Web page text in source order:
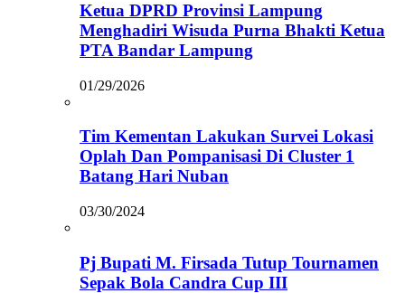
Ketua DPRD Provinsi Lampung
Menghadiri Wisuda Purna Bhakti Ketua
PTA Bandar Lampung
01/29/2026
Tim Kementan Lakukan Survei Lokasi
Oplah Dan Pompanisasi Di Cluster 1
Batang Hari Nuban
03/30/2024
Pj Bupati M. Firsada Tutup Tournamen
Sepak Bola Candra Cup III